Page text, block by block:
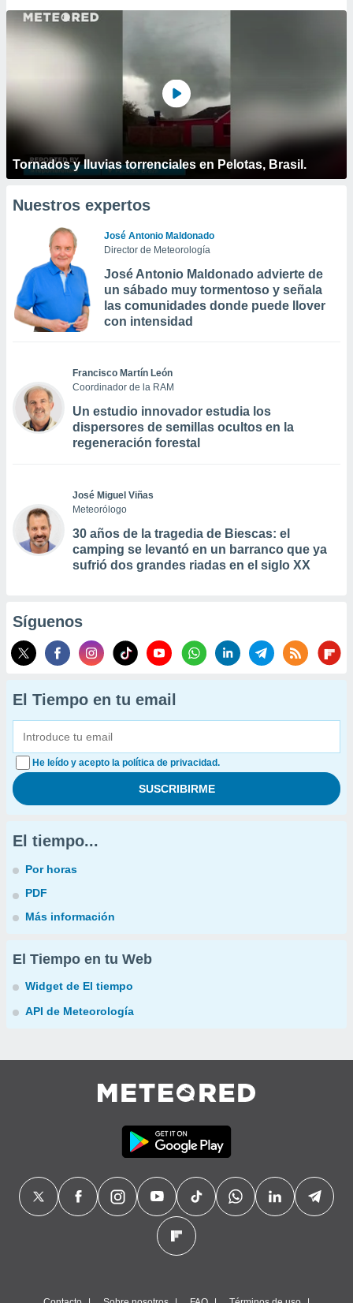
Tornados y lluvias torrenciales en Pelotas, Brasil.
Nuestros expertos
José Antonio Maldonado
Director de Meteorología
José Antonio Maldonado advierte de
un sábado muy tormentoso y señala
las comunidades donde puede llover
con intensidad
Francisco Martín León
Coordinador de la RAM
Un estudio innovador estudia los
dispersores de semillas ocultos en la
regeneración forestal
José Miguel Viñas
Meteorólogo
30 años de la tragedia de Biescas: el
camping se levantó en un barranco que ya
sufrió dos grandes riadas en el siglo XX
Síguenos
El Tiempo en tu email
He leído y acepto la política de privacidad.
El tiempo...
Por horas
PDF
Más información
El Tiempo en tu Web
Widget de El tiempo
API de Meteorología